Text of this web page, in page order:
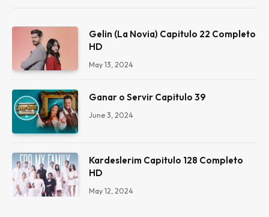
Gelin (La Novia) Capitulo 22 Completo
HD
May 13, 2024
Ganar o Servir Capitulo 39
June 3, 2024
Kardeslerim Capitulo 128 Completo
HD
May 12, 2024